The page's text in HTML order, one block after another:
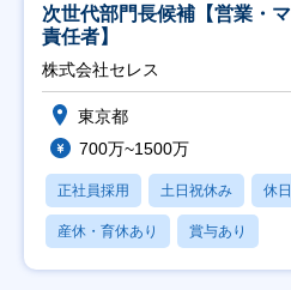
次世代部門長候補【営業・
責任者】
株式会社セレス
東京都
700万~1500万
正社員採用 土日祝休み 休
産休・育休あり 賞与あり